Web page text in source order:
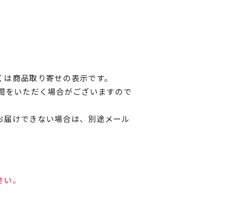
商品取り寄せの表示です。
をいただく場合がございますので
けできない場合は、別途メール
。